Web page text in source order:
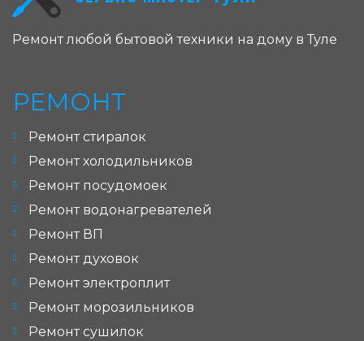
Ремонт любой бытовой техники на дому в Туле
РЕМОНТ
Ремонт стиралок
Ремонт холодильников
Ремонт посудомоек
Ремонт водонагревателей
Ремонт ВП
Ремонт духовок
Ремонт электроплит
Ремонт морозильников
Ремонт сушилок